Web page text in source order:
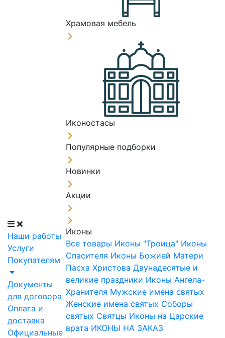
Наши работы
Услуги
Покупателям
Документы
для договора
Оплата и
доставка
Официальные
Храмовая мебель
Иконостасы
Популярные подборки
Новинки
Акции
Иконы
Все товары Иконы "Троица" Иконы
Спасителя Иконы Божией Матери
Пасха Христова Двунадесятые и
великие праздники Иконы Ангела-
Хранителя Мужские имена святых
Женские имена святых Соборы
святых Святцы Иконы на Царские
врата ИКОНЫ НА ЗАКАЗ